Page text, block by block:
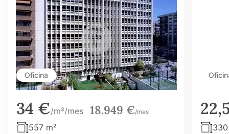
Oficina
34 €/m²/mes 18.949 €/mes
557 m²